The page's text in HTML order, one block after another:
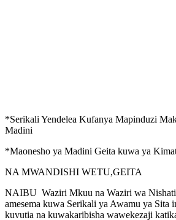
*Serikali Yendelea Kufanya Mapinduzi
Madini
*Maonesho ya Madini Geita kuwa ya
NA MWANDISHI WETU,GEITA
NAIBU Waziri Mkuu na Waziri wa
amesema kuwa Serikali ya Awamu ya Sita
kuvutia na kuwakaribisha wawekezaji